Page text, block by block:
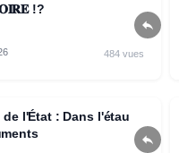
!?
484 vues

de l'État : Dans l'étau
